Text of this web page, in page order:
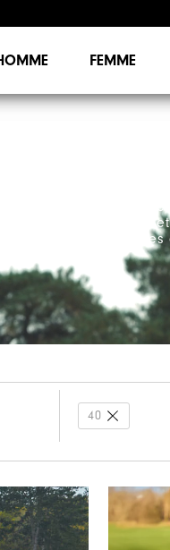
FEMME
de vêtements de pluie,
performances ultimes
les golfeurs, quelles
40